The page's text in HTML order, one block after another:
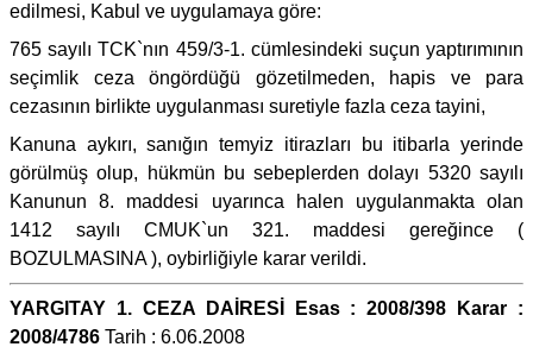
edilmesi, Kabul ve uygulamaya göre:
765 sayılı TCK`nın 459/3-1. cümlesindeki suçun yaptırımının
seçimlik ceza öngördüğü gözetilmeden, hapis ve para
cezasının birlikte uygulanması suretiyle fazla ceza tayini,
Kanuna aykırı, sanığın temyiz itirazları bu itibarla yerinde
görülmüş olup, hükmün bu sebeplerden dolayı 5320 sayılı
Kanunun 8. maddesi uyarınca halen uygulanmakta olan
1412 sayılı CMUK`un 321. maddesi gereğince (
BOZULMASINA ), oybirliğiyle karar verildi.
YARGITAY 1. CEZA DAİRESİ Esas : 2008/398 Karar :
2008/4786 Tarih : 6.06.2008